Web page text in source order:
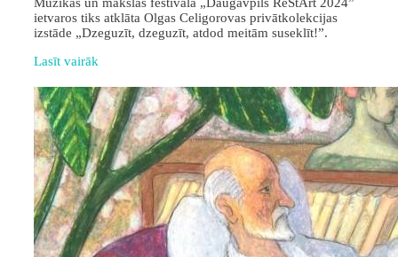
ietvaros tiks atklāta Olgas Celigorovas privātkolekcijas
izstāde „Dzeguzīt, dzeguzīt, atdod meitām suseklīt!”.
Lasīt vairāk